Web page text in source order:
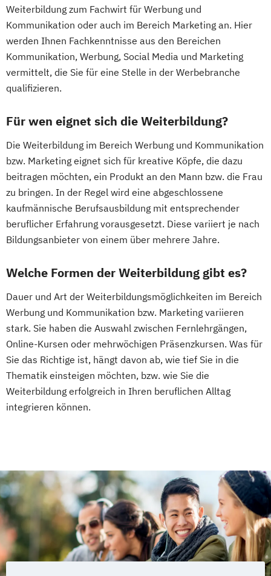
Weiterbildung zum Fachwirt für Werbung und
Kommunikation oder auch im Bereich Marketing an. Hier
werden Ihnen Fachkenntnisse aus den Bereichen
Kommunikation, Werbung, Social Media und Marketing
vermittelt, die Sie für eine Stelle in der Werbebranche
qualifizieren.
Für wen eignet sich die Weiterbildung?
Die Weiterbildung im Bereich Werbung und Kommunikation
bzw. Marketing eignet sich für kreative Köpfe, die dazu
beitragen möchten, ein Produkt an den Mann bzw. die Frau
zu bringen. In der Regel wird eine abgeschlossene
kaufmännische Berufsausbildung mit entsprechender
beruflicher Erfahrung vorausgesetzt. Diese variiert je nach
Bildungsanbieter von einem über mehrere Jahre.
Welche Formen der Weiterbildung gibt es?
Dauer und Art der Weiterbildungsmöglichkeiten im Bereich
Werbung und Kommunikation bzw. Marketing variieren
stark. Sie haben die Auswahl zwischen Fernlehrgängen,
Online-Kursen oder mehrwöchigen Präsenzkursen. Was für
Sie das Richtige ist, hängt davon ab, wie tief Sie in die
Thematik einsteigen möchten, bzw. wie Sie die
Weiterbildung erfolgreich in Ihren beruflichen Alltag
integrieren können.